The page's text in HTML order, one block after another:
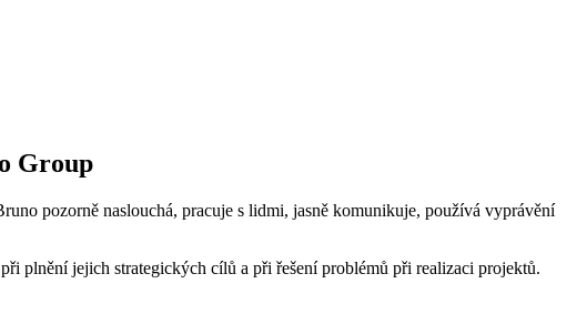
Group
pozorně naslouchá, pracuje s lidmi, jasně komunikuje, používá vyprávění
plnění jejich strategických cílů a při řešení problémů při realizaci projektů.